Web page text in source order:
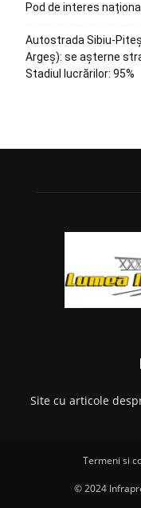
Pod de interes
Autostrada Sibiu-
Argeș): se așterne
Stadiul lucrărilor: 95%
Site cu articole
Termeni si
© 2024